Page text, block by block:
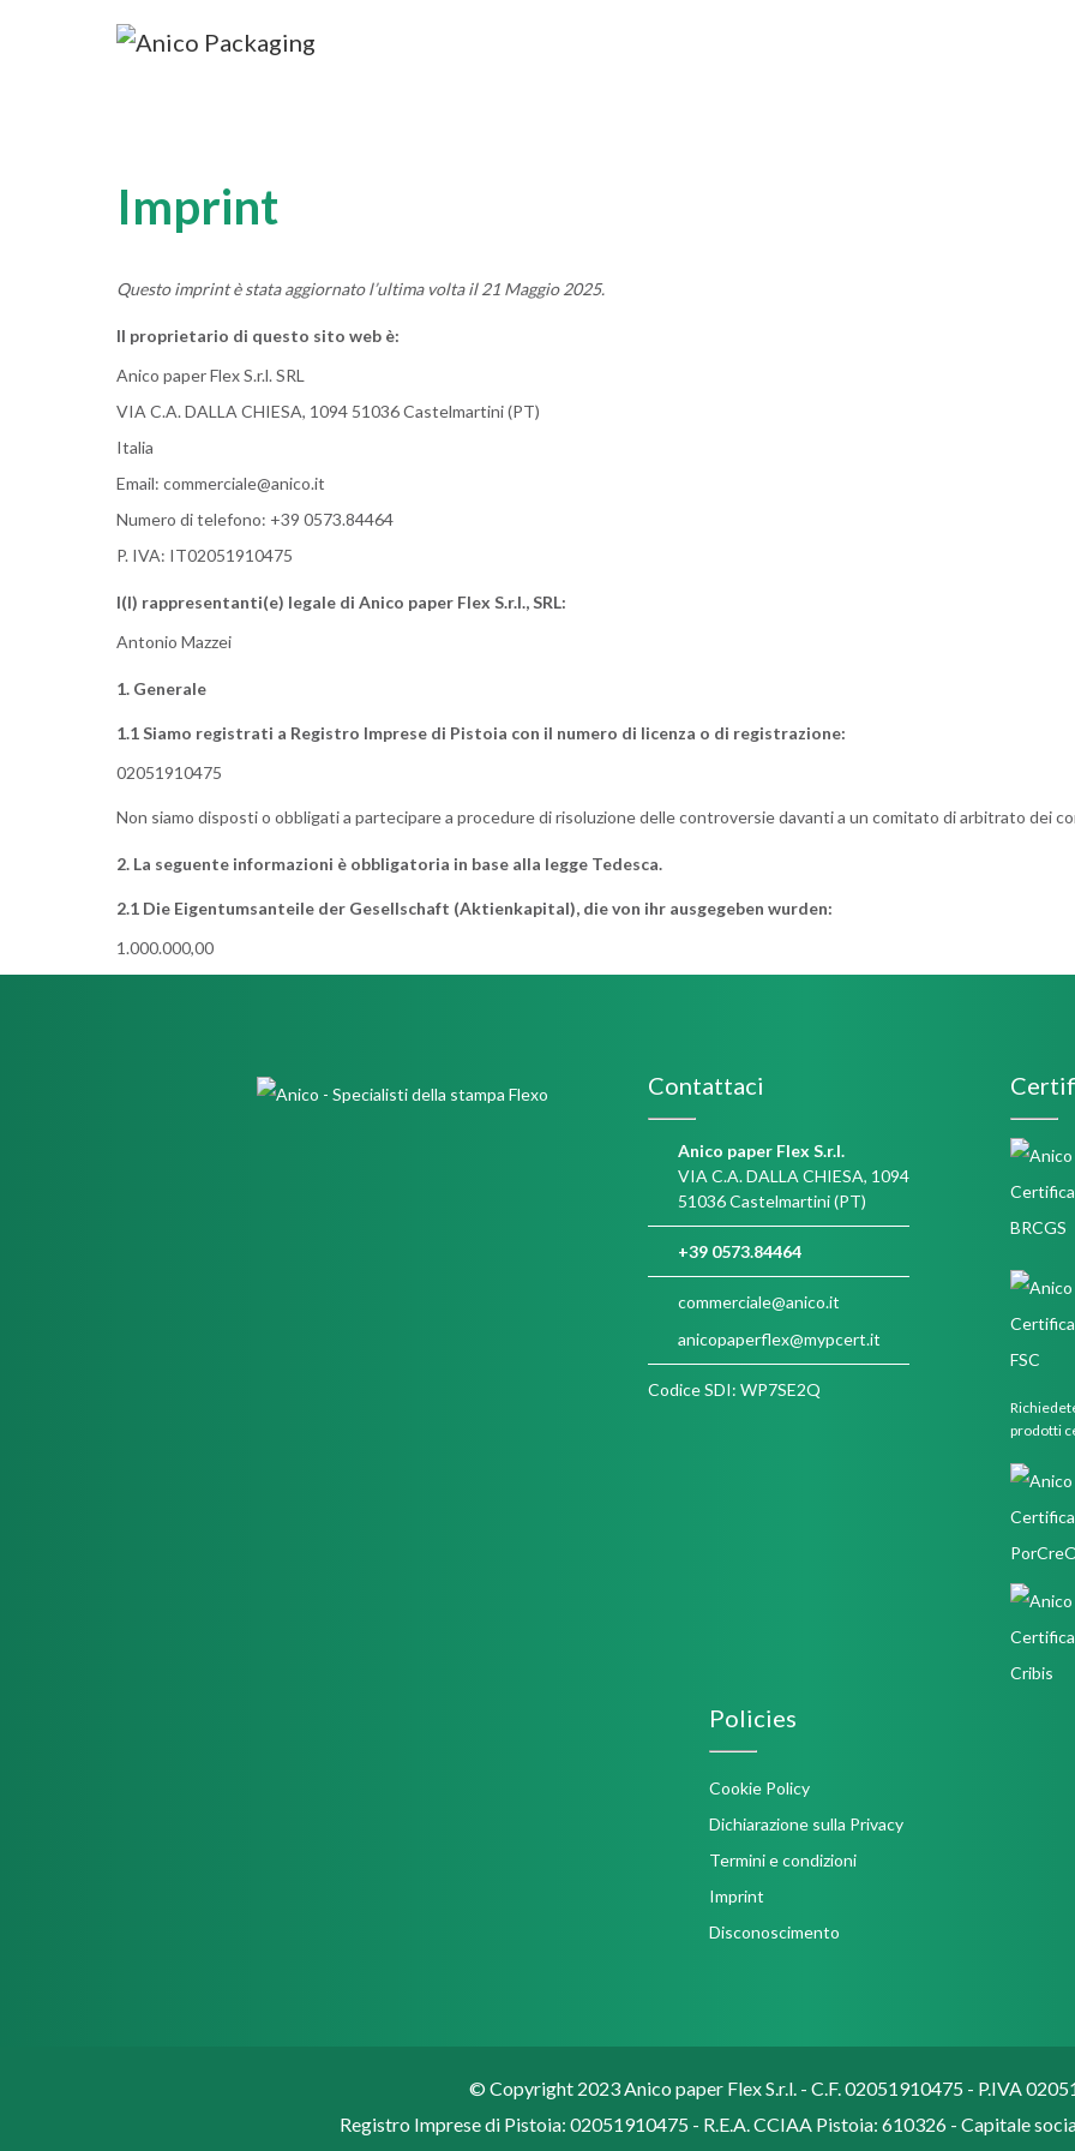
Imprint
Questo imprint è stata aggiornato l’ultima volta il 21 Maggio 2025.
Il proprietario di questo sito web è:
Anico paper Flex S.r.l. SRL
VIA C.A. DALLA CHIESA, 1094 51036 Castelmartini (PT)
Italia
Email: commerciale@anico.it
Numero di telefono: +39 0573.84464
P. IVA: IT02051910475
I(l) rappresentanti(e) legale di Anico paper Flex S.r.l., SRL:
Antonio Mazzei
1. Generale
1.1 Siamo registrati a Registro Imprese di Pistoia con il numero di licenza o di registrazione:
02051910475
Non siamo disposti o obbligati a partecipare a procedure di risoluzione delle controversie davanti a un comitato di arbitrato dei
2. La seguente informazioni è obbligatoria in base alla legge Tedesca.
2.1 Die Eigentumsanteile der Gesellschaft (Aktienkapital), die von ihr ausgegeben wurden:
1.000.000,00
Contattaci
Anico paper Flex S.r.l.
VIA C.A. DALLA CHIESA, 1094
51036 Castelmartini (PT)
+39 0573.84464
commerciale@anico.it
anicopaperflex@mypcert.it
Codice SDI: WP7SE2Q
prodotti
Policies
Cookie Policy
Dichiarazione sulla Privacy
Termini e condizioni
Imprint
Disconoscimento
© Copyright 2023 Anico paper Flex S.r.l. - C.F. 02051910475 - P.IVA
Registro Imprese di Pistoia: 02051910475 - R.E.A. CCIAA Pistoia: 610326 - Capitale